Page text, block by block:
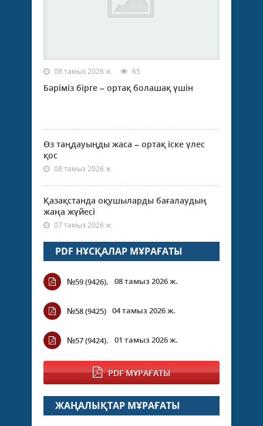
08 тамыз 2026 ж. 65
Бәріміз бірге – ортақ болашақ үшін
Өз таңдауыңды жаса – ортақ іске үлес
қос
08 тамыз 2026 ж.
Қазақстанда оқушыларды бағалаудың
жаңа жүйесі
07 тамыз 2026 ж.
PDF НҰСҚАЛАР МҰРАҒАТЫ
№59 (9426). 08 тамыз 2026 ж.
№58 (9425) 04 тамыз 2026 ж.
№57 (9424). 01 тамыз 2026 ж.
PDF МҰРАҒАТЫ
ЖАҢАЛЫҚТАР МҰРАҒАТЫ